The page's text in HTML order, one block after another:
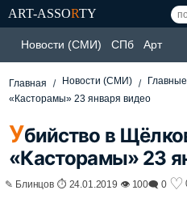
ART-ASSORTY
Новости (СМИ) СПб Арт
Главная Новости (СМИ)
«Касторамы» 23 января видео
Убийство в
«Касторамы» 23
✎ Блинцов ⏱ 24.01.2019 👁 100🗨 0 ♡